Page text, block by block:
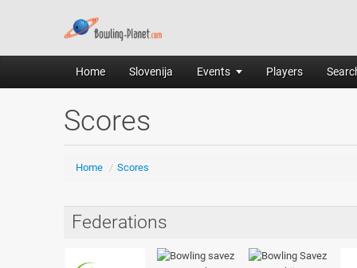
Home Slovenija Events Players
Scores
Home / Scores
Federations